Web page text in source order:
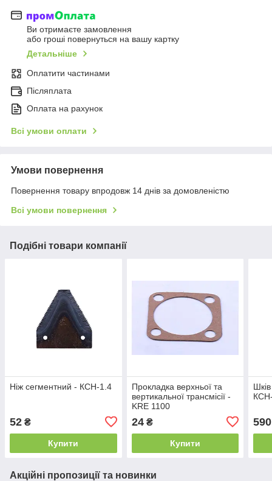
Ви отримаєте замовлення
або гроші повернуться на вашу картку
Детальніше
Оплатити частинами
Післяплата
Оплата на рахунок
Всі умови оплати
Умови повернення
Повернення товару впродовж 14 днів за домовленістю
Всі умови повернення
Подібні товари компанії
Ніж сегментний - КСН-1.4
52 ₴
Купити
Прокладка верхньої та
вертикальної трансмісії -
KRE 1100
24₴
Купити
590
Акційні пропозиції та новинки